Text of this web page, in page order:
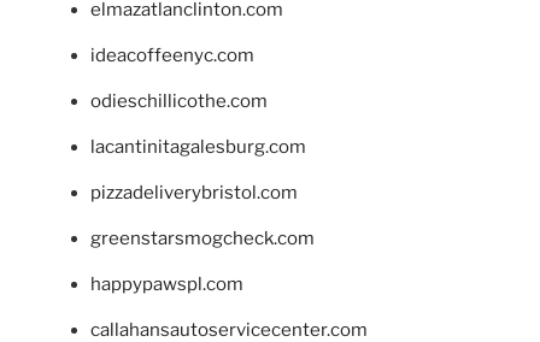
elmazatlanclinton.com
ideacoffeenyc.com
odieschillicothe.com
lacantinitagalesburg.com
pizzadeliverybristol.com
greenstarsmogcheck.com
happypawspl.com
callahansautoservicecenter.com